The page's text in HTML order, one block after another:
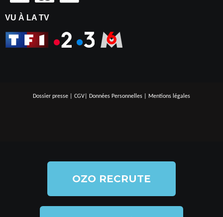
VU À LA TV
Dossier presse CGV Données Personnelles Mentions légales
OZO RECRUTE